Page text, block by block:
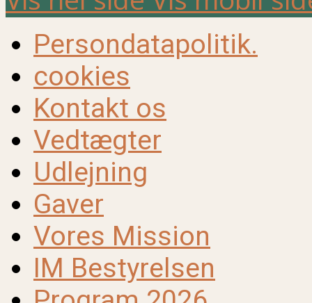
Persondatapolitik.
cookies
Kontakt os
Vedtægter
Udlejning
Gaver
Vores Mission
IM Bestyrelsen